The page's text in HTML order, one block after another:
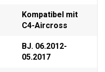
Kompatibel mit
C4-Aircross
BJ. 06.2012-
05.2017